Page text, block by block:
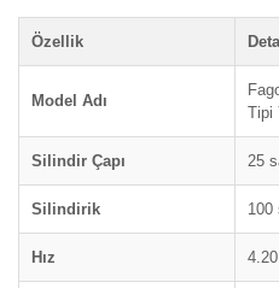
Özellik
Model Adı
Tipi
Silindir Çapı 25
Silindirik 100
Hız